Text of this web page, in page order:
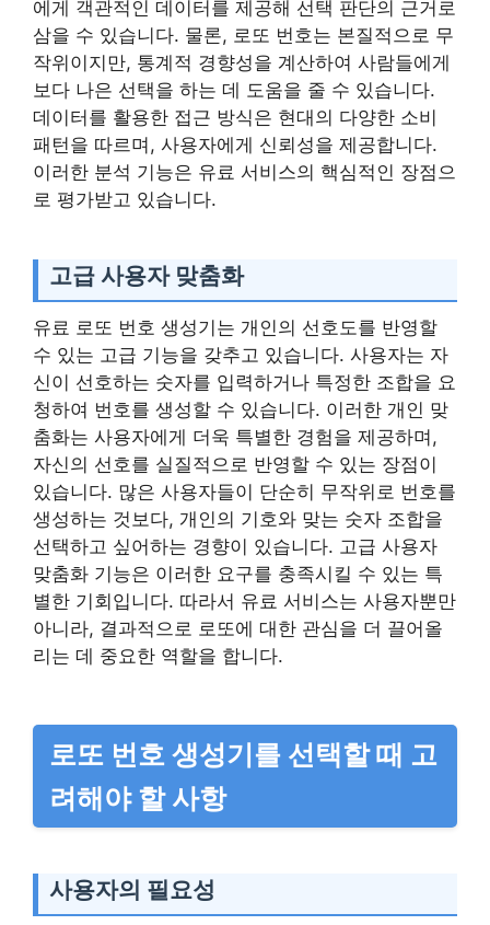
에게 객관적인 데이터를 제공해 선택 판단의 근거로
삼을 수 있습니다. 물론, 로또 번호는 본질적으로 무
작위이지만, 통계적 경향성을 계산하여 사람들에게
보다 나은 선택을 하는 데 도움을 줄 수 있습니다.
데이터를 활용한 접근 방식은 현대의 다양한 소비
패턴을 따르며, 사용자에게 신뢰성을 제공합니다.
이러한 분석 기능은 유료 서비스의 핵심적인 장점으
로 평가받고 있습니다.
고급 사용자 맞춤화
유료 로또 번호 생성기는 개인의 선호도를 반영할
수 있는 고급 기능을 갖추고 있습니다. 사용자는 자
신이 선호하는 숫자를 입력하거나 특정한 조합을 요
청하여 번호를 생성할 수 있습니다. 이러한 개인 맞
춤화는 사용자에게 더욱 특별한 경험을 제공하며,
자신의 선호를 실질적으로 반영할 수 있는 장점이
있습니다. 많은 사용자들이 단순히 무작위로 번호를
생성하는 것보다, 개인의 기호와 맞는 숫자 조합을
선택하고 싶어하는 경향이 있습니다. 고급 사용자
맞춤화 기능은 이러한 요구를 충족시킬 수 있는 특
별한 기회입니다. 따라서 유료 서비스는 사용자뿐만
아니라, 결과적으로 로또에 대한 관심을 더 끌어올
리는 데 중요한 역할을 합니다.
로또 번호 생성기를 선택할 때 고
려해야 할 사항
사용자의 필요성